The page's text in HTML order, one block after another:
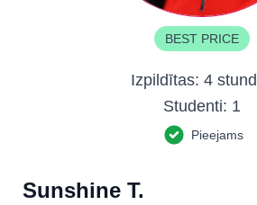
BEST PRICE
Izpildītas: 4
Studenti: 1
Pieejams
Sunshine T.